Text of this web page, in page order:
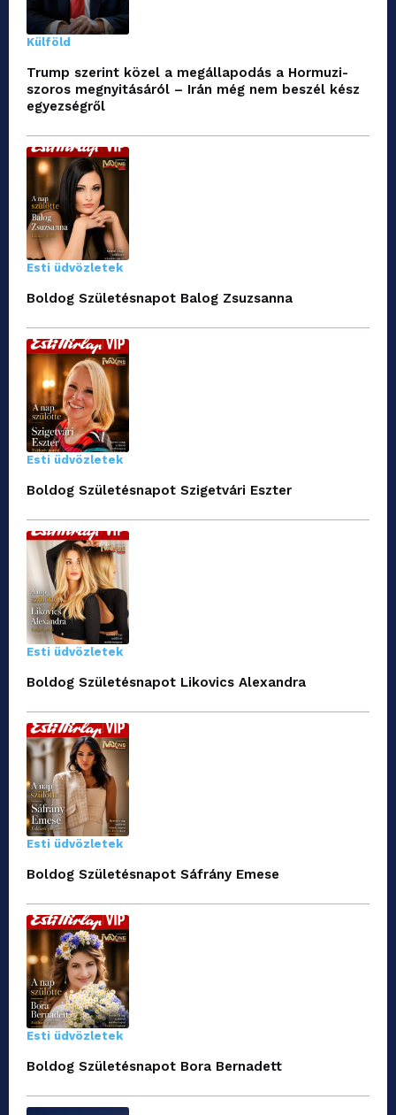
Külföld
Trump szerint közel a megállapodás a Hormuzi-
szoros megnyitásáról – Irán még nem beszél kész
egyezségről
Esti üdvözletek
Boldog Születésnapot Balog Zsuzsanna
Esti üdvözletek
Boldog Születésnapot Szigetvári Eszter
Esti üdvözletek
Boldog Születésnapot Likovics Alexandra
Esti üdvözletek
Boldog Születésnapot Sáfrány Emese
Esti üdvözletek
Boldog Születésnapot Bora Bernadett